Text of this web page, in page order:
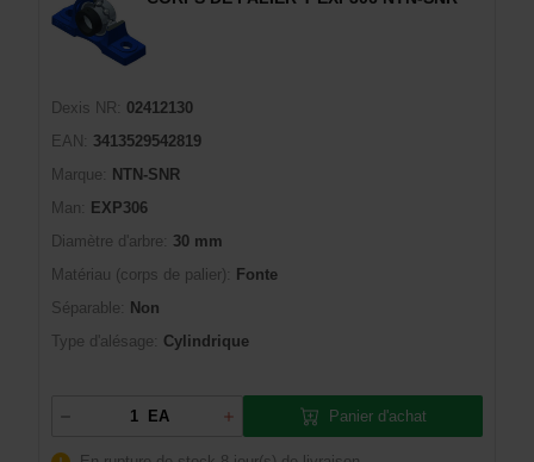
Dexis NR:
02412130
EAN:
3413529542819
Marque:
NTN-SNR
Man:
EXP306
Diamètre d'arbre:
30 mm
Matériau (corps de palier):
Fonte
Séparable:
Non
Type d'alésage:
Cylindrique
EA Panier d'achat